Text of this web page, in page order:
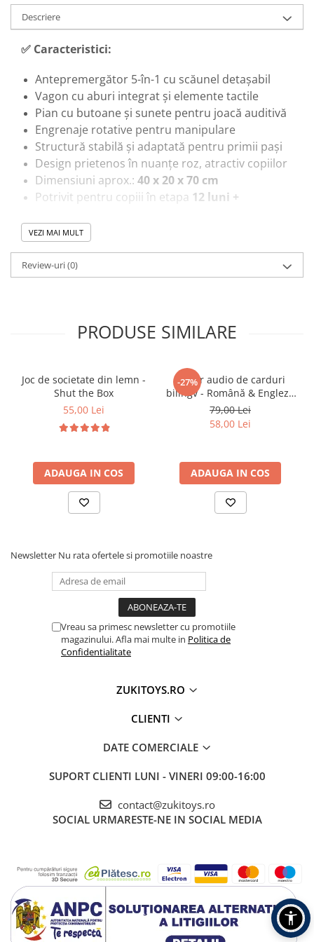
Trenulete & Seturi Feroviare
Invatare prin Joaca
Jucarii pentru Dezvoltare
Descriere
✅ Caracteristici:
Antepremergător 5-în-1 cu scăunel detașabil
Vagon cu aburi integrat și elemente tactile
Pian cu butoane și sunete pentru joacă auditivă
Engrenaje rotative pentru manipulare
Structură stabilă și adaptată pentru primii pași
Design prietenos în nuanțe roz, atractiv copiilor
Dimensiuni aprox.: 40 x 20 x 70 cm
Potrivit pentru copiii în etapa 12 luni +
🎓Beneficii educaționale:
Sprijină
Stimuleazăsimțurile auditiveprin sunete
Încurajează explorarea și descoperirea mediului
Susțineconcentrarea și atențiala activități
Dezvoltă motricitatea fină prin interacțiunea cu
butoane și rotițe
🎯Ideal pentru:
12 luni +
Joacă interactivă cu muzică și sunete
Cadouri educative și multifuncționale
VEZI MAI MULT
Review-uri(0)
PRODUSE SIMILARE
Joc de societate din lemn -
Shut the Box
55,00 Lei
ADAUGA IN COS
-27%
Cititor audio de carduri
bilingv - Română & Engleză
Albastru (224 carduri / 448
cuvinte)
79,00 Lei
58,00 Lei
ADAUGA IN COS
Newsletter Nu rata ofertele si promotiile noastre
Vreau sa primesc newsletter cu promotiile
magazinului. Afla mai multe in Politica de
Confidentialitate
ZUKITOYS.RO
CLIENTI
DATE COMERCIALE
SUPORT CLIENTI LUNI - VINERI 09:00-16:00
contact@zukitoys.ro
SOCIAL URMARESTE-NE IN SOCIAL MEDIA